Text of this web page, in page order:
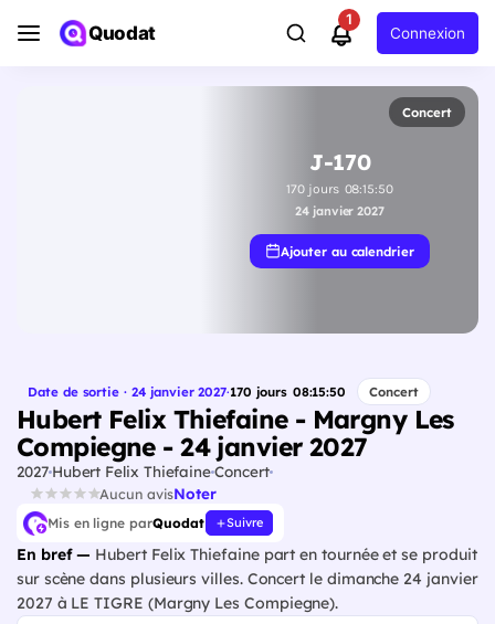
Quodat
1
Connexion
Concert
J-170
170jours 08:15:49
24 janvier 2027
Ajouter au calendrier
Date de sortie · 24 janvier 2027·170 jours 08:15:49 Concert
Hubert Felix Thiefaine - Margny Les
Compiegne - 24 janvier 2027
2027Hubert Felix ThiefaineConcert
Aucun avisNoter
Mis en ligne parQuodat Suivre
En bref — Hubert Felix Thiefaine part en tournée et se produit
sur scène dans plusieurs villes. Concert le dimanche 24 janvier
2027 à LE TIGRE (Margny Les Compiegne).